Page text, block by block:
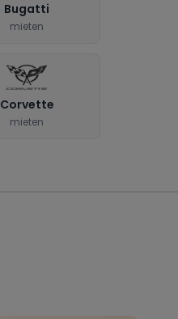
Bugatti
mieten
Corvette
mieten